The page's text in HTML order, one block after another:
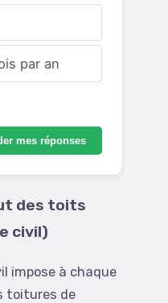
par an
mes réponses
des toits
civil)
impose à chaque
toitures de